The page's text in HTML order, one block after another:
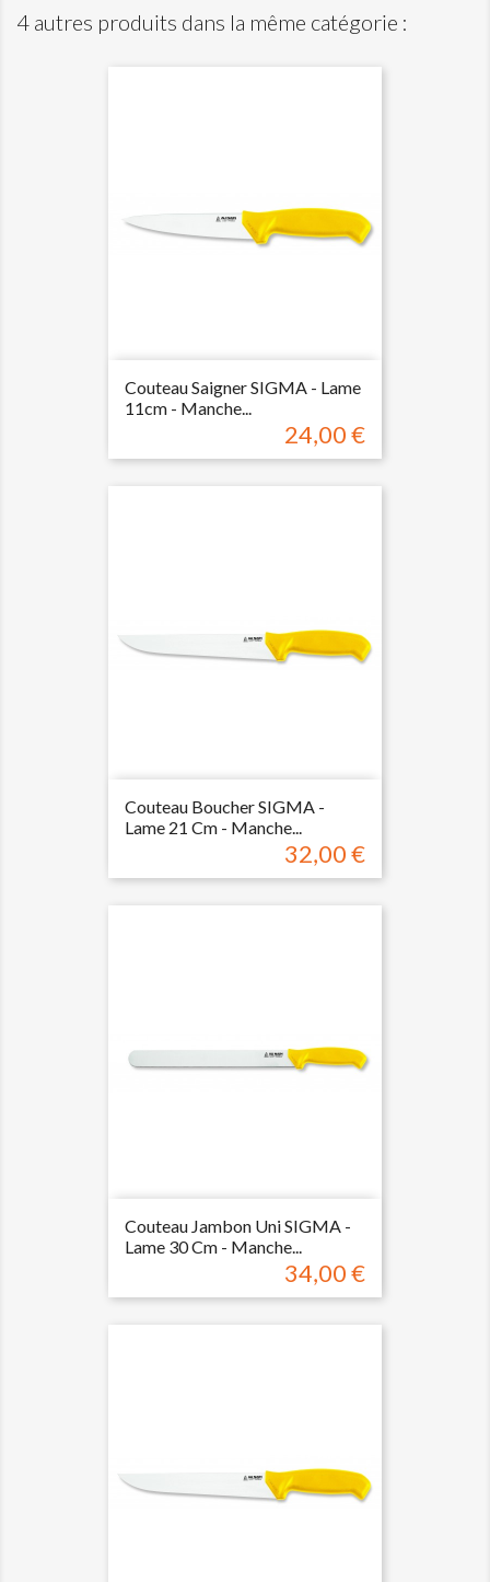
4 autres produits dans la même catégorie :
Couteau Saigner SIGMA - Lame
11cm - Manche...
Prix
24,00 €
Couteau Boucher SIGMA -
Lame 21 Cm - Manche...
Prix
32,00 €
Couteau Jambon Uni SIGMA -
Lame 30 Cm - Manche...
Prix
34,00 €